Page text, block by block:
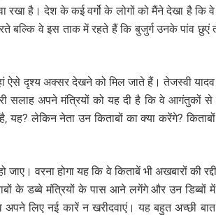
रखा है। देश के कई वर्गो के लोगों को मैंने देखा है
बल्कि वे इस ताक में रहते हैं कि बुजुर्ग उनके पांव छुएं
ऐसे दृश्य अक्सर देखने को मिल जाते हैं। तेजस्वी
सलाह अपने मंत्रियों को यह दी है कि वे आगंतुकों से
लेकिन नेता उन किताबों का क्या करेंगे?
वरना होगा यह कि वे किताबें भी अखबारों की
के डब्बे मंत्रियों के पास आने लगेंगे और उन डिब्बों
लिए नई कारें न खरीदवाएं। यह बहुत अच्छी